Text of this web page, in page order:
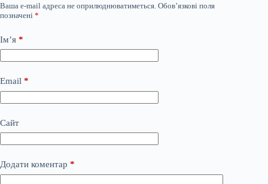
Ваша e-mail адреса не оприлюднюватиметься. Обов’язкові поля
позначені *
Ім’я *
Email *
Сайт
Додати коментар *